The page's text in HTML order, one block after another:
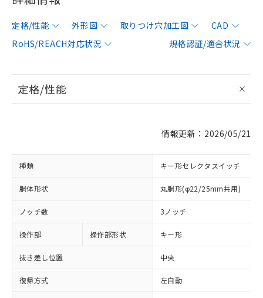
定格/性能 外形図 取りつけ穴加工図
CAD
RoHS/REACH対応状況
規格認証/適合状況
定格/性能
情報更新：2026/05/21
種類 キー形セレクタスイッチ
胴体形状 丸胴形(φ22/25mm共用)
ノッチ数 3ノッチ
操作部 操作部形状 キー形
抜き差し位置 中央
復帰方式 左自動